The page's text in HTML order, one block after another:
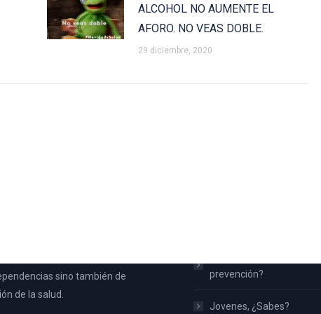
ALCOHOL NO AUMENTE EL
AFORO. NO VEAS DOBLE.
29 diciembre, 2020
sino también de
de la salud.
prevención?
Jovenes, ¿Sabes?